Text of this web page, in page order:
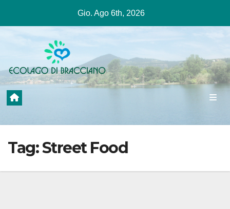
contenuto
Gio. Ago 6th, 2026
Tag:Street Food